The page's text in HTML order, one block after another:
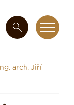
Ing. arch. Jiří